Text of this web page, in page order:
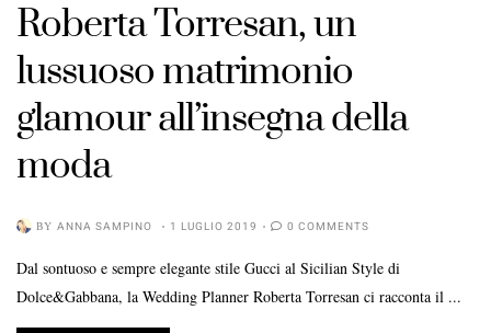
Roberta Torresan, un
lussuoso matrimonio
glamour all’insegna della
moda
BY ANNA SAMPINO 1 LUGLIO 2019 0 COMMENTS
Dal sontuoso e sempre elegante stile Gucci al Sicilian Style di
Dolce&Gabbana, la Wedding Planner Roberta Torresan ci racconta il ...